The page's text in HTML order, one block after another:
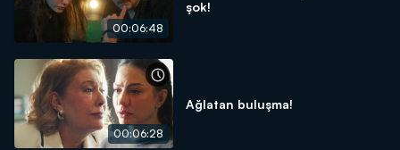
00:06:48
şok!
00:06:28
Ağlatan buluşma!